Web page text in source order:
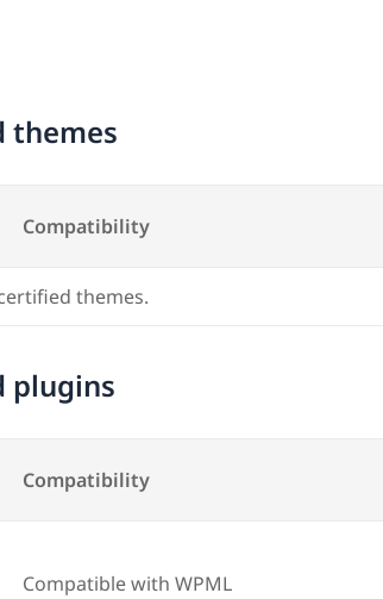
themes
Compatibility
themes.
plugins
Compatibility
Compatible with WPML